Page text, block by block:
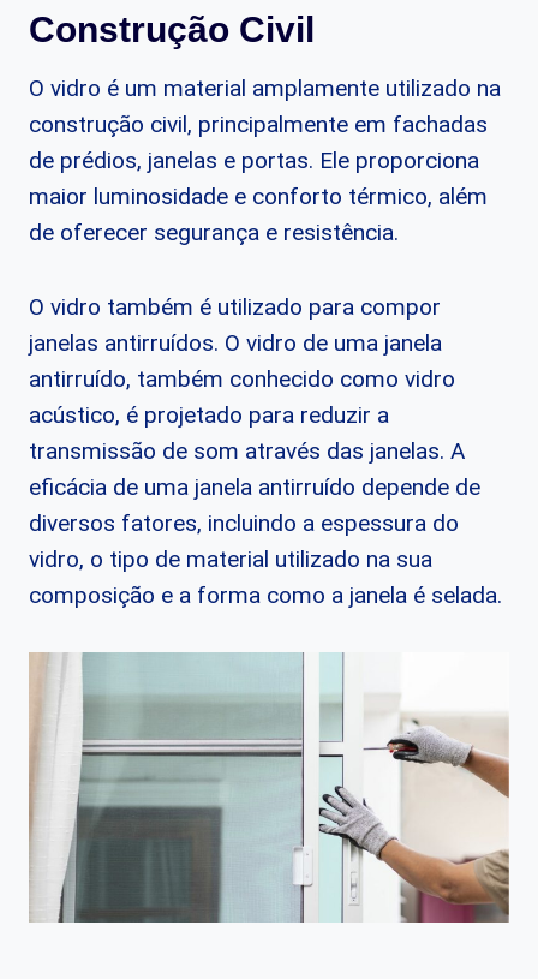
Construção Civil
O vidro é um material amplamente utilizado na
construção civil, principalmente em fachadas
de prédios, janelas e portas. Ele proporciona
maior luminosidade e conforto térmico, além
de oferecer segurança e resistência.
O vidro também é utilizado para compor
janelas antirruídos. O vidro de uma janela
antirruído, também conhecido como vidro
acústico, é projetado para reduzir a
transmissão de som através das janelas. A
eficácia de uma janela antirruído depende de
diversos fatores, incluindo a espessura do
vidro, o tipo de material utilizado na sua
composição e a forma como a janela é selada.